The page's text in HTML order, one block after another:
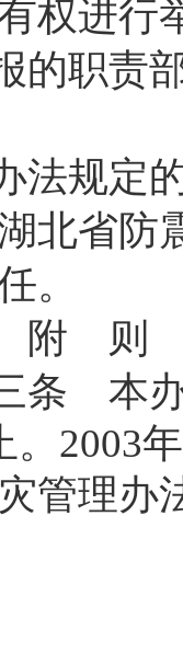
权进行
的职责
法规定
北省防
。
附 则
条 本
。 2003年
管理办